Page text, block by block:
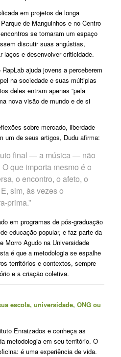
em projetos de longa
de Manguinhos e no Centro
se tornaram um espaço
discutir suas angústias,
laços e desenvolver criticidade.
ajuda jovens a perceberem
na sociedade e suas múltiplas
deles entram apenas “pela
nova visão de mundo e de si
sobre mercado, liberdade
um de seus artigos, Dudu afirma:
final — a música — não
que importa mesmo é o
o encontro, o afeto, o
sim, às vezes o
prima.”
em programas de pós-graduação
educação popular, e faz parte da
Morro Agudo na Universidade
é que a metodologia se espalhe
territórios e contextos, sempre
e a criação coletiva.
escola, universidade, ONG ou
Enraizados e conheça as
metodologia em seu território. O
é uma experiência de vida.